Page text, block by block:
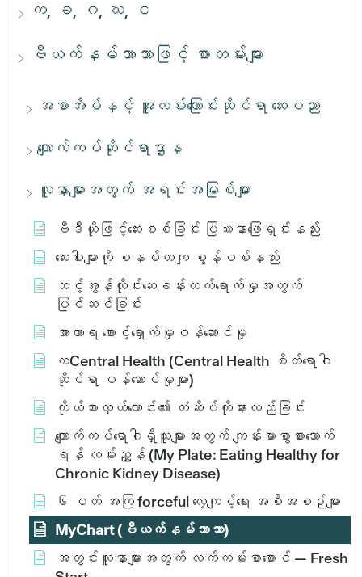
က, ခ, ဂ, ဃ, င
ဗီယက်နမ်ဘာသာဖြင့် စာတမ်းများ
အစာအိမ်နှင့် အူလမ်းကြောင်းဆိုင်ရာ ဆေးပညာ
ကျောက်ကပ်ဆိုင်ရာဌာန
လူနာများအတွက် အရင်းအမြစ်များ
ဗီဒီယိုဖြင့်ဆေးစစ်ခြင်း ပြဿနာဖြေရှင်းနည်း
ဆေးဝါးများကို စနစ်တကျ စွန့်ပစ်နည်း
သင့်အွန်လိုင်းဆေးခန်းတက်ရောက်မှုအတွက်
ပြင်ဆင်ခြင်း
အာဟာရ စောင့်ရှောက်မှုဝန်ဆောင်မှု
ကCentral Health (Central Health စိတ်ရောဂါ
ဆိုင်ရာ ဝန်ဆောင်မှုများ)
ကိုယ်စားလှယ်လောင်း၏ တံဆိပ်ကိုနားလည်ခြင်း
ကျောက်ကပ်ရောဂါရှိသူများအတွက် ကျန်းမာစွာစားသောက်
ရန် လမ်းညွှန် (My Plate: Eating Healthy for
Chronic Kidney Disease)
၆ ပတ် အကြ forceful လေ့ကျင့်ရေး အစီအစဉ်များ
MyChart (ဗီယက်နမ်ဘာသာ)
အတွင်းလူနာများအတွက် လက်ကမ်းစာစောင် — Fresh